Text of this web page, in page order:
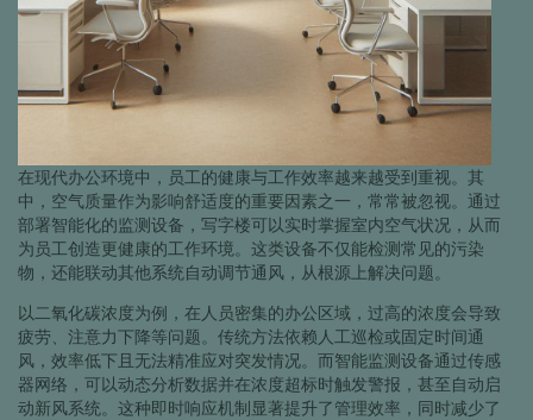
在现代办公环境中，员工的健康与工作效率越来越受到重视。其
中，空气质量作为影响舒适度的重要因素之一，常常被忽视。通过
部署智能化的监测设备，写字楼可以实时掌握室内空气状况，从而
为员工创造更健康的工作环境。这类设备不仅能检测常见的污染
物，还能联动其他系统自动调节通风，从根源上解决问题。
以二氧化碳浓度为例，在人员密集的办公区域，过高的浓度会导致
疲劳、注意力下降等问题。传统方法依赖人工巡检或固定时间通
风，效率低下且无法精准应对突发情况。而智能监测设备通过传感
器网络，可以动态分析数据并在浓度超标时触发警报，甚至自动启
动新风系统。这种即时响应机制显著提升了管理效率，同时减少了